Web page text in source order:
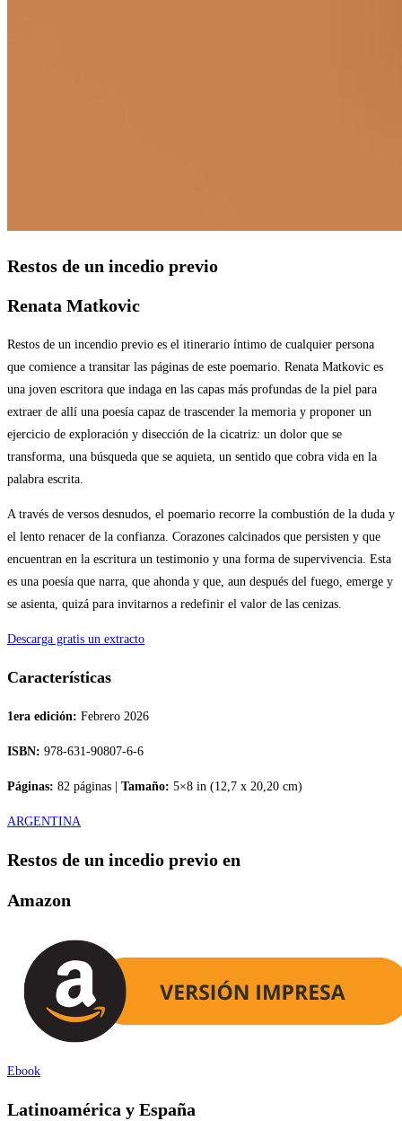
Restos de un incedio previo
Renata Matkovic
Restos de un incendio previo es el itinerario íntimo de cualquier persona
que comience a transitar las páginas de este poemario. Renata Matkovic es
una joven escritora que indaga en las capas más profundas de la piel para
extraer de allí una poesía capaz de trascender la memoria y proponer un
ejercicio de exploración y disección de la cicatriz: un dolor que se
transforma, una búsqueda que se aquieta, un sentido que cobra vida en la
palabra escrita.
A través de versos desnudos, el poemario recorre la combustión de la duda y
el lento renacer de la confianza. Corazones calcinados que persisten y que
encuentran en la escritura un testimonio y una forma de supervivencia. Esta
es una poesía que narra, que ahonda y que, aun después del fuego, emerge y
se asienta, quizá para invitarnos a redefinir el valor de las cenizas.
Descarga gratis un extracto
Características
1era edición: Febrero 2026
ISBN: 978-631-90807-6-6
Páginas: 82 páginas | Tamaño: 5×8 in (12,7 x 20,20 cm)
ARGENTINA
Restos de un incedio previo en
Amazon
Ebook
Latinoamérica y España